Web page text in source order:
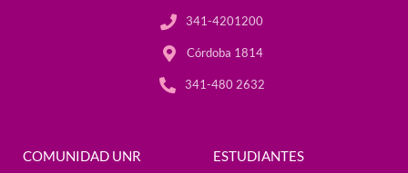
341-4201200
Córdoba 1814
341-480 2632
COMUNIDAD UNR ESTUDIANTES